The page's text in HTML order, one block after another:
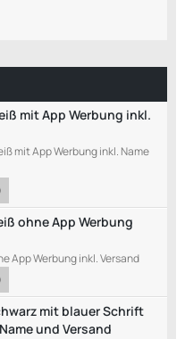
mit App Werbung inkl.
mit App Werbung inkl. Name
ohne App Werbung
App Werbung inkl. Versand
mit blauer Schrift
und Versand